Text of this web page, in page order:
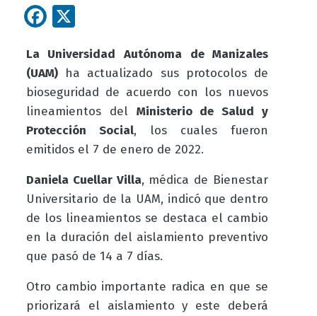
Facebook
La Universidad Autónoma de Manizales
(UAM)ha actualizado sus protocolos de
bioseguridad de acuerdo con los nuevos
lineamientos del Ministerio de Salud y
Protección Social, los cuales fueron
emitidos el 7 de enero de 2022.
Daniela Cuellar Villa, médica de Bienestar
Universitario de la UAM, indicó que dentro
de los lineamientos se destaca el cambio
en la duración del aislamiento preventivo
que pasó de 14 a 7 días.
Otro cambio importante radica en que se
priorizará el aislamiento y este deberá